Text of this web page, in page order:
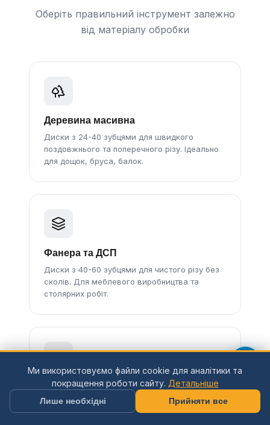
Оберіть правильний інструмент залежно
від матеріалу обробки
Деревина масивна
Диски з 24-40 зубцями для швидкого
поздовжнього та поперечного різу. Ідеально
для дощок, бруса, балок.
Фанера та ДСП
Диски з 40-60 зубцями для чистого різу без
сколів. Для меблевого виробництва та
столярних робіт.
Ламінат та MDF
Спеціальні диски з 48-80 зубцями та
негативним кутом для чистого різу
Ми використовуємо файли cookie для аналітики та
покращення роботи сайту. Детальніше
Лише необхідні Прийняти все